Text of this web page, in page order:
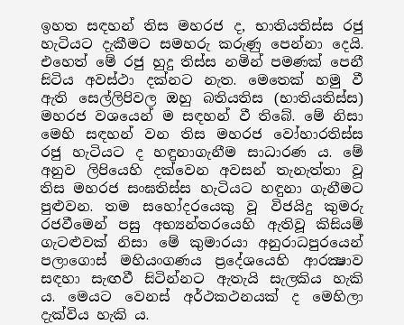
ඉහත සඳහන් තිස මහරජ ද, භාතියතිස්ස රජු
හැටියට දැකීමට සමහරු කරුණු පෙන්නා දෙයි.
එහෙත් මේ රජු හුදු තිස්ස නමින් පමණක් පෙනී
සිටිය අවස්ථා දක්නට නැත. මෙතෙක් හමු වී
ඇති සෙල්ලිපිවල ඔහු බතියතිස (භාතියතිස්ස)
මහරජ වශයෙන් ම සඳහන් වී තිබේ. මේ නිසා
මෙහි සඳහන් වන තිස මහරජ වෝහාරතිස්ස
රජු හැටියට ද හඳුනාගැනීම සාධාරණ ය. මේ
අනුව ලිපියෙහි දක්වෙන අවසන් තැනැත්තා වූ
තිස මහරජ සංඝතිස්ස හැටියට හඳුනා ගැනීමට
පුළුවන. තම සහෝදරයෙකු වූ විජයිදු කුමරු
රජවීමෙන් පසු අභ්‍යන්තරයෙහි ඇතිවූ කිසියම්
ගැටළුවක් නිසා මේ කුමාරයා අනුරාධපුරයෙන්
පලාගොස් මහියංගණය ප්‍රදේශයෙහි ආරක්‍ෂාව
සඳහා සැඟවී සිටින්නට ඇතැයි සැලකිය හැකි
ය. මෙයට වෙනස් අර්ථකථනයක් ද මෙහිලා
දැක්විය හැකි ය.